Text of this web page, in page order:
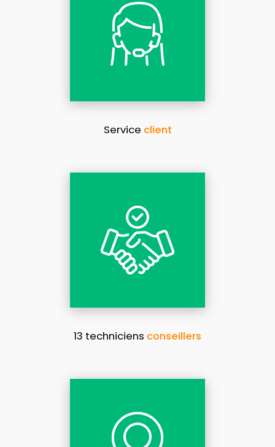
Service client
13 techniciens conseillers